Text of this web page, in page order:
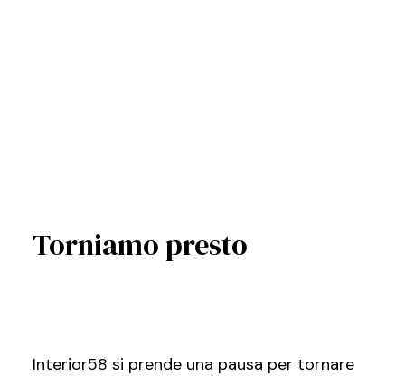
Torniamo presto
Interior58 si prende una pausa per tornare